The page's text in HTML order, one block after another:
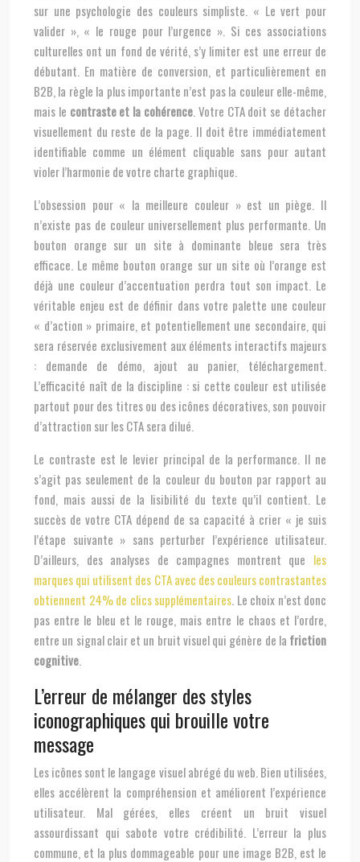
sur une psychologie des couleurs simpliste. « Le vert pour
valider », « le rouge pour l’urgence ». Si ces associations
culturelles ont un fond de vérité, s’y limiter est une erreur de
débutant. En matière de conversion, et particulièrement en
B2B, la règle la plus importante n’est pas la couleur elle-même,
mais le contraste et la cohérence . Votre CTA doit se détacher
visuellement du reste de la page. Il doit être immédiatement
identifiable comme un élément cliquable sans pour autant
violer l’harmonie de votre charte graphique.
L’obsession pour « la meilleure couleur » est un piège. Il
n’existe pas de couleur universellement plus performante. Un
bouton orange sur un site à dominante bleue sera très
efficace. Le même bouton orange sur un site où l’orange est
déjà une couleur d’accentuation perdra tout son impact. Le
véritable enjeu est de définir dans votre palette une couleur
« d’action » primaire, et potentiellement une secondaire, qui
sera réservée exclusivement aux éléments interactifs majeurs
: demande de démo, ajout au panier, téléchargement.
L’efficacité naît de la discipline : si cette couleur est utilisée
partout pour des titres ou des icônes décoratives, son pouvoir
d’attraction sur les CTA sera dilué.
Le contraste est le levier principal de la performance. Il ne
s’agit pas seulement de la couleur du bouton par rapport au
fond, mais aussi de la lisibilité du texte qu’il contient. Le
succès de votre CTA dépend de sa capacité à crier « je suis
l’étape suivante » sans perturber l’expérience utilisateur.
D’ailleurs, des analyses de campagnes montrent que les
marques qui utilisent des CTA avec des couleurs contrastantes
obtiennent 24% de clics supplémentaires . Le choix n’est donc
pas entre le bleu et le rouge, mais entre le chaos et l’ordre,
entre un signal clair et un bruit visuel qui génère de la friction
cognitive
L’erreur de mélanger des styles
iconographiques qui brouille votre
message
Les icônes sont le langage visuel abrégé du web. Bien utilisées,
elles accélèrent la compréhension et améliorent l’expérience
utilisateur. Mal gérées, elles créent un bruit visuel
assourdissant qui sabote votre crédibilité. L’erreur la plus
commune, et la plus dommageable pour une image B2B, est le